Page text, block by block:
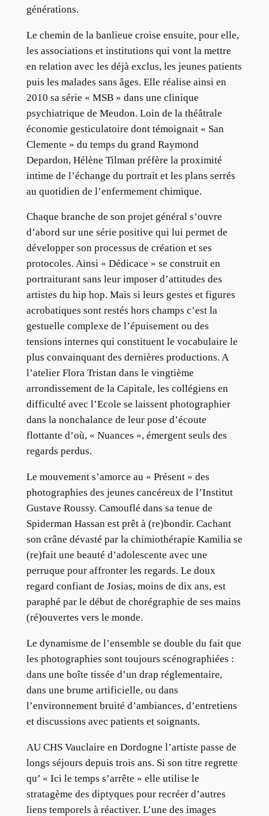
générations.
Le chemin de la banlieue croise ensuite, pour elle,
les associations et institutions qui vont la mettre
en relation avec les déjà exclus, les jeunes patients
puis les malades sans âges. Elle réalise ainsi en
2010 sa série « MSB » dans une clinique
psychiatrique de Meudon. Loin de la théâtrale
économie gesticulatoire dont témoignait « San
Clemente » du temps du grand Raymond
Depardon, Hélène Tilman préfère la proximité
intime de l’échange du portrait et les plans serrés
au quotidien de l’enfermement chimique.
Chaque branche de son projet général s’ouvre
d’abord sur une série positive qui lui permet de
développer son processus de création et ses
protocoles. Ainsi « Dédicace » se construit en
portraiturant sans leur imposer d’attitudes des
artistes du hip hop. Mais si leurs gestes et figures
acrobatiques sont restés hors champs c’est la
gestuelle complexe de l’épuisement ou des
tensions internes qui constituent le vocabulaire le
plus convainquant des dernières productions. A
l’atelier Flora Tristan dans le vingtième
arrondissement de la Capitale, les collégiens en
difficulté avec l’Ecole se laissent photographier
dans la nonchalance de leur pose d’écoute
flottante d’où, « Nuances », émergent seuls des
regards perdus.
Le mouvement s’amorce au « Présent » des
photographies des jeunes cancéreux de l’Institut
Gustave Roussy. Camouflé dans sa tenue de
Spiderman Hassan est prêt à (re)bondir. Cachant
son crâne dévasté par la chimiothérapie Kamilia se
(re)fait une beauté d’adolescente avec une
perruque pour affronter les regards. Le doux
regard confiant de Josias, moins de dix ans, est
paraphé par le début de chorégraphie de ses mains
(ré)ouvertes vers le monde.
Le dynamisme de l’ensemble se double du fait que
les photographies sont toujours scénographiées :
dans une boîte tissée d’un drap réglementaire,
dans une brume artificielle, ou dans
l’environnement bruité d’ambiances, d’entretiens
et discussions avec patients et soignants.
AU CHS Vauclaire en Dordogne l’artiste passe de
longs séjours depuis trois ans. Si son titre regrette
qu’ « Ici le temps s’arrête » elle utilise le
stratagème des diptyques pour recréer d’autres
liens temporels à réactiver. L’une des images